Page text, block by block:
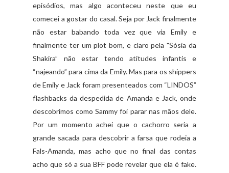
episódios, mas algo aconteceu neste que eu
comecei a gostar do casal. Seja por Jack finalmente
não estar babando toda vez que via Emily e
finalmente ter um plot bom, e claro pela "Sósia da
Shakira” não estar tendo atitudes infantis e
“najeando” para cima da Emily. Mas para os shippers
de Emily e Jack foram presenteados com “LINDOS”
flashbacks da despedida de Amanda e Jack, onde
descobrimos como Sammy foi parar nas mãos dele.
Por um momento achei que o cachorro seria a
grande sacada para descobrir a farsa que rodeia a
Fals-Amanda, mas acho que no final das contas
acho que só a sua BFF pode revelar que ela é fake.